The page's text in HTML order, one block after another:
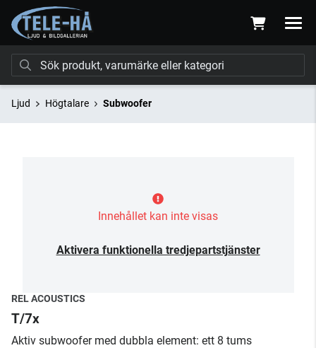
Ljud Högtalare Subwoofer
Innehållet kan inte visas
Aktivera funktionella tredjepartstjänster
REL ACOUSTICS
T/7x
Aktiv subwoofer med dubbla element: ett 8 tums